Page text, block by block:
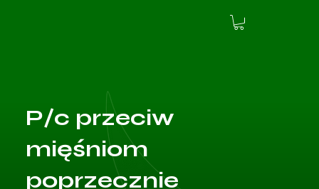
P/c przeciw
mięśniom
poprzecznie